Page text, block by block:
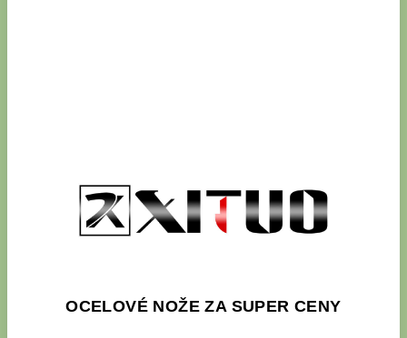
OCELOVÉ NOŽE ZA SUPER CENY